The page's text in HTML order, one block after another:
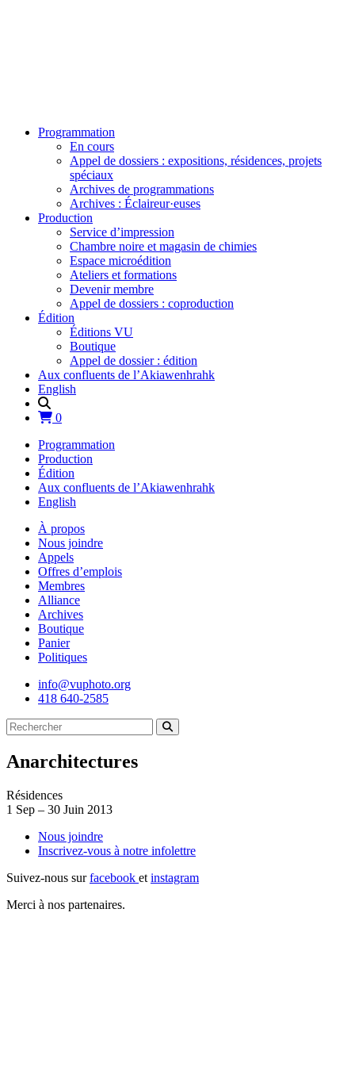
Programmation
En cours
Appel de dossiers : expositions, résidences, projets
spéciaux
Archives de programmations
Archives : Éclaireur·euses
Production
Service d’impression
Chambre noire et magasin de chimies
Espace microédition
Ateliers et formations
Devenir membre
Appel de dossiers : coproduction
Édition
Éditions VU
Boutique
Appel de dossier : édition
Aux confluents de l’Akiawenhrahk
English
0
Programmation
Production
Édition
Aux confluents de l’Akiawenhrahk
English
À propos
Nous joindre
Appels
Offres d’emplois
Membres
Alliance
Archives
Boutique
Panier
Politiques
info@vuphoto.org
418 640-2585
Anarchitectures
Résidences
1 Sep – 30 Juin 2013
Nous joindre
Inscrivez-vous à notre infolettre
Suivez-nous sur facebook et instagram
Merci à nos partenaires.